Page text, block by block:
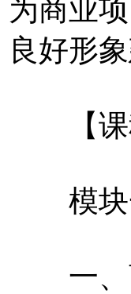
为商业
良好形
【课
模块一
一、商